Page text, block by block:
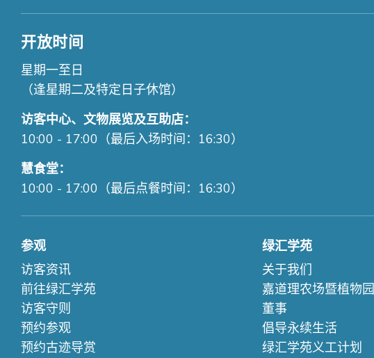
开放时间
星期一至日
（逢星期二及特定日子休馆）
访客中心、文物展览及互助店：
10:00 - 17:00（最后入场时间：16:30）
慧食堂：
10:00 - 17:00（最后点餐时间：16:30）
参观
访客资讯
前往绿汇学苑
访客守则
预约参观
预约古迹导赏
绿汇学苑
关于我们
嘉道理农场暨植物园
董事
倡导永续生活
绿汇学苑义工计划